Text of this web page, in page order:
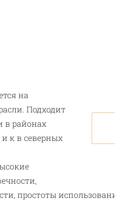
на
Подходит
в районах
к в северных
простоты